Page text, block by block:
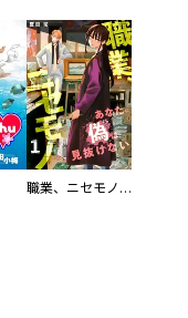
職業、ニセモノ～あなたに偽は見抜けない【電子単行本版】